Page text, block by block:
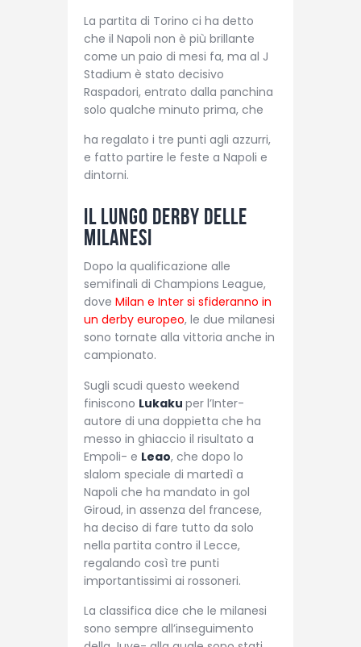
La partita di Torino ci ha detto
che il Napoli non è più brillante
come un paio di mesi fa, ma al J
Stadium è stato decisivo
Raspadori, entrato dalla panchina
solo qualche minuto prima, che
ha regalato i tre punti agli azzurri,
e fatto partire le feste a Napoli e
dintorni.
Il lungo derby delle
milanesi
Dopo la qualificazione alle
semifinali di Champions League,
dove Milan e Inter si sfideranno in
un derby europeo, le due milanesi
sono tornate alla vittoria anche in
campionato.
Sugli scudi questo weekend
finiscono Lukaku per l’Inter-
autore di una doppietta che ha
messo in ghiaccio il risultato a
Empoli- e Leao, che dopo lo
slalom speciale di martedì a
Napoli che ha mandato in gol
Giroud, in assenza del francese,
ha deciso di fare tutto da solo
nella partita contro il Lecce,
regalando così tre punti
importantissimi ai rossoneri.
La classifica dice che le milanesi
sono sempre all’inseguimento